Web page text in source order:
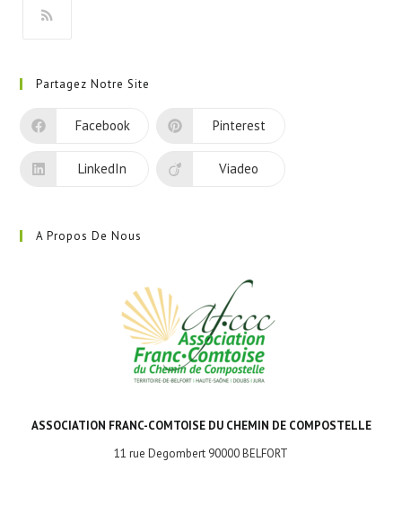
onglet
un
nouvel
Partagez Notre Site
Facebook Pinterest
LinkedIn Viadeo
A Propos De Nous
ASSOCIATION FRANC-COMTOISE DU CHEMIN DE COMPOSTELLE
11 rue Degombert 90000 BELFORT